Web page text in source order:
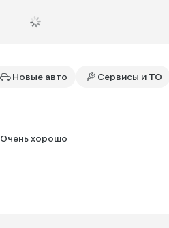
Новые авто Сервисы и ТО
Очень хорошо